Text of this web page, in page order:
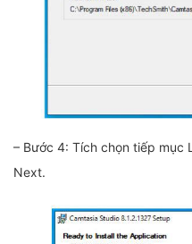
– Bước 4: Tích chọn tiếp mục
Next.